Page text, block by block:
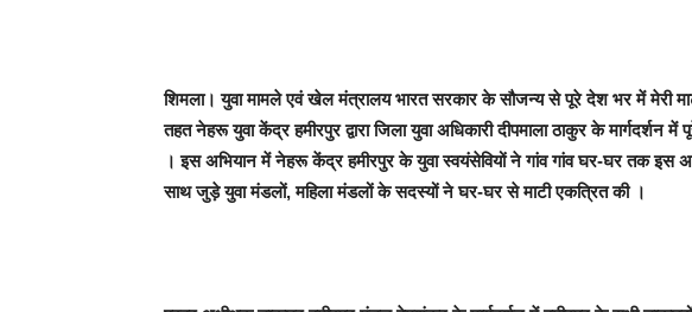
शिमला। युवा मामले एवं खेल मंत्रालय भारत सरकार के सौजन्य से पूरे देश भर में मेरी
तहत नेहरू युवा केंद्र हमीरपुर द्वारा जिला युवा अधिकारी दीपमाला ठाकुर के मार्गदर्शन
। इस अभियान में नेहरू केंद्र हमीरपुर के युवा स्वयंसेवियों ने गांव गांव घर-घर तक इस
साथ जुड़े युवा मंडलों, महिला मंडलों के सदस्यों ने घर-घर से माटी एकत्रित की ।